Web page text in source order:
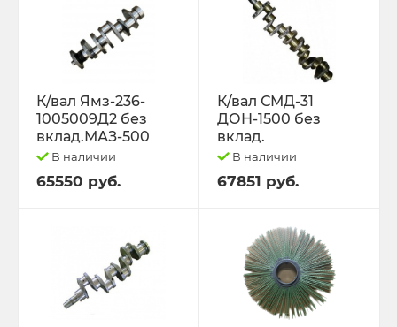
К/вал Ямз-236-
1005009Д2 без
вклад.МАЗ-500
В наличии
65550 руб.
К/вал СМД-31
ДОН-1500 без
вклад.
В наличии
67851 руб.